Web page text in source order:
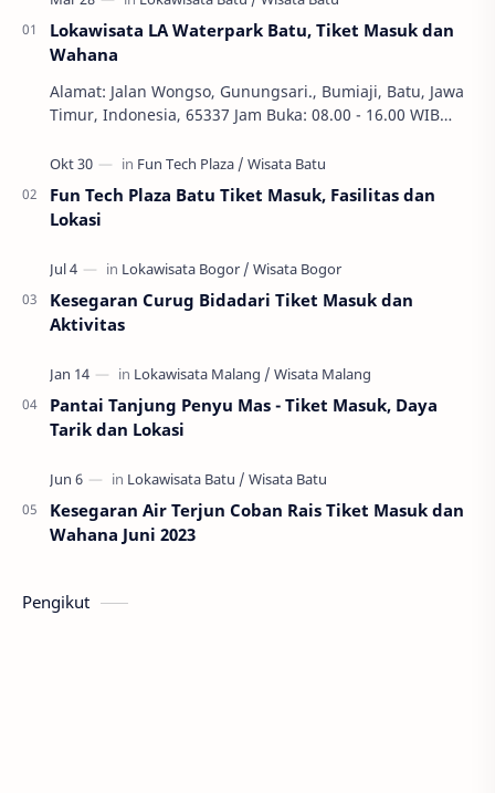
Lokawisata LA Waterpark Batu, Tiket Masuk dan
Wahana
Alamat: Jalan Wongso, Gunungsari., Bumiaji, Batu, Jawa
Timur, Indonesia, 65337 Jam Buka: 08.00 - 16.00 WIB
Fun Tech Plaza Batu Tiket Masuk, Fasilitas dan
Lokasi
Kesegaran Curug Bidadari Tiket Masuk dan
Aktivitas
Pantai Tanjung Penyu Mas - Tiket Masuk, Daya
Tarik dan Lokasi
Kesegaran Air Terjun Coban Rais Tiket Masuk dan
Wahana Juni 2023
Pengikut